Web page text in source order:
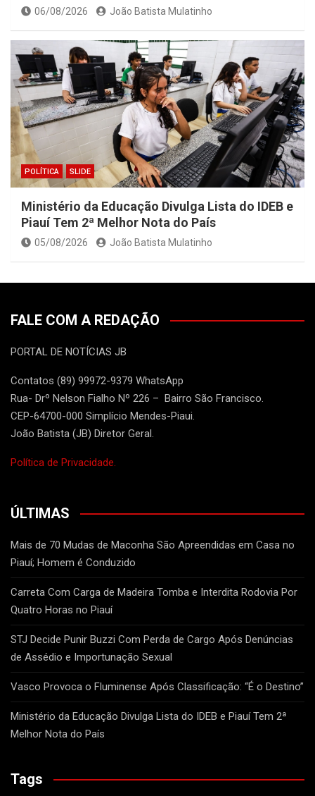
06/08/2026 João Batista Mulatinho
POLÍTICA SLIDE
Ministério da Educação Divulga Lista do IDEB e
Piauí Tem 2ª Melhor Nota do País
05/08/2026 João Batista Mulatinho
FALE COM A REDAÇÃO
PORTAL DE NOTÍCIAS JB
Contatos (89) 99972-9379 WhatsApp
Rua- Drº Nelson Fialho Nº 226 – Bairro São Francisco.
CEP-64700-000 Simplício Mendes-Piaui.
João Batista (JB) Diretor Geral.
Política de Privacidade.
ÚLTIMAS
Mais de 70 Mudas de Maconha São Apreendidas em Casa no
Piauí; Homem é Conduzido
Carreta Com Carga de Madeira Tomba e Interdita Rodovia Por
Quatro Horas no Piauí
STJ Decide Punir Buzzi Com Perda de Cargo Após Denúncias
de Assédio e Importunação Sexual
Vasco Provoca o Fluminense Após Classificação: “É o Destino”
Ministério da Educação Divulga Lista do IDEB e Piauí Tem 2ª
Melhor Nota do País
Tags